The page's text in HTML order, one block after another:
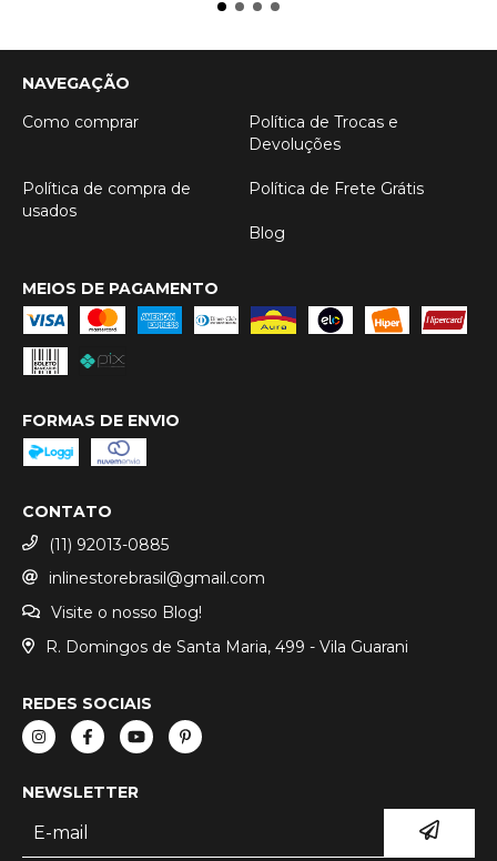
NAVEGAÇÃO
Como comprar
Política de Trocas e
Devoluções
Política de compra de
usados
Política de Frete Grátis
Blog
MEIOS DE PAGAMENTO
FORMAS DE ENVIO
CONTATO
(11) 92013-0885
inlinestorebrasil@gmail.com
Visite o nosso Blog!
R. Domingos de Santa Maria, 499 - Vila Guarani
REDES SOCIAIS
NEWSLETTER